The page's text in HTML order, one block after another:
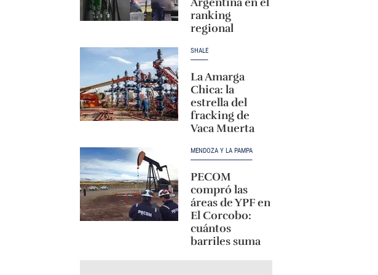
ranking
regional
SHALE
La Amarga
Chica: la
estrella del
fracking de
Vaca Muerta
MENDOZA Y LA PAMPA
PECOM
compró las
áreas de YPF en
El Corcobo:
cuántos
barriles suma